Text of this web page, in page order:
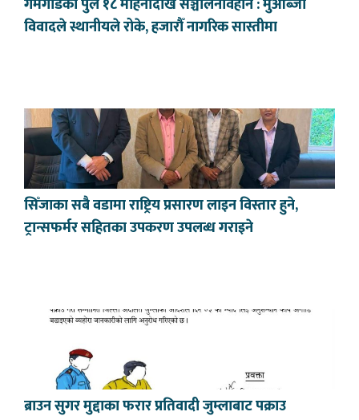
गमगाडको पुल १८ महिनादेखि सञ्चालनविहीन : मुआब्जा
विवादले स्थानीयले रोके, हजारौँ नागरिक सास्तीमा
सिँजाका सबै वडामा राष्ट्रिय प्रसारण लाइन विस्तार हुने,
ट्रान्सफर्मर सहितका उपकरण उपलब्ध गराइने
ब्राउन सुगर मुद्दाका फरार प्रतिवादी जुम्लाबाट पक्राउ